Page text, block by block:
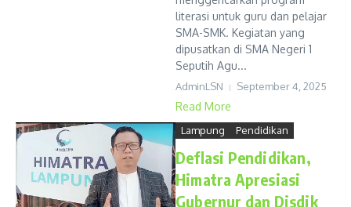
literasi untuk guru dan pelajar
SMA-SMK. Kegiatan yang
dipusatkan di SMA Negeri 1
Seputih Agu...
AdminLSN September 4, 2025
Read More
Lampung Pendidikan
Deflasi Pendidikan,
Himatra Apresiasi
Gubernur dan Disdik